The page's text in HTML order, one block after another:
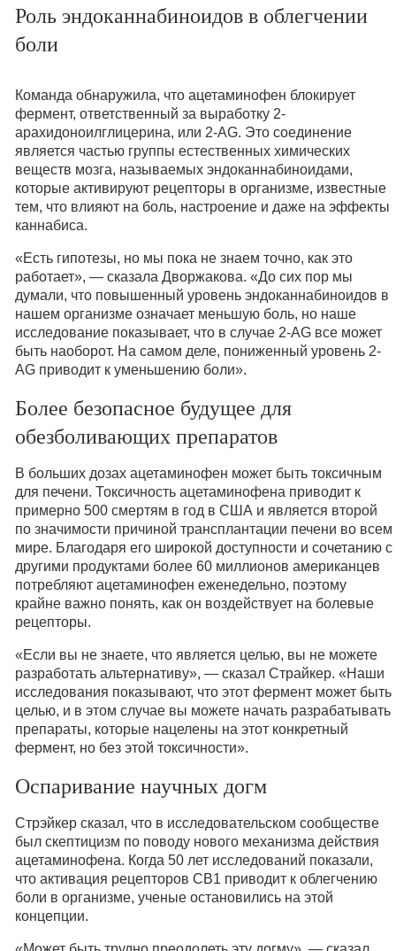
Роль эндоканнабиноидов в облегчении
боли
Команда обнаружила, что ацетаминофен блокирует
фермент, ответственный за выработку 2-
арахидоноилглицерина, или 2-AG. Это соединение
является частью группы естественных химических
веществ мозга, называемых эндоканнабиноидами,
которые активируют рецепторы в организме, известные
тем, что влияют на боль, настроение и даже на эффекты
каннабиса.
«Есть гипотезы, но мы пока не знаем точно, как это
работает», — сказала Дворжакова. «До сих пор мы
думали, что повышенный уровень эндоканнабиноидов в
нашем организме означает меньшую боль, но наше
исследование показывает, что в случае 2-AG все может
быть наоборот. На самом деле, пониженный уровень 2-
AG приводит к уменьшению боли».
Более безопасное будущее для
обезболивающих препаратов
В больших дозах ацетаминофен может быть токсичным
для печени. Токсичность ацетаминофена приводит к
примерно 500 смертям в год в США и является второй
по значимости причиной трансплантации печени во всем
мире. Благодаря его широкой доступности и сочетанию с
другими продуктами более 60 миллионов американцев
потребляют ацетаминофен еженедельно, поэтому
крайне важно понять, как он воздействует на болевые
рецепторы.
«Если вы не знаете, что является целью, вы не можете
разработать альтернативу», — сказал Страйкер. «Наши
исследования показывают, что этот фермент может быть
целью, и в этом случае вы можете начать разрабатывать
препараты, которые нацелены на этот конкретный
фермент, но без этой токсичности».
Оспаривание научных догм
Стрэйкер сказал, что в исследовательском сообществе
был скептицизм по поводу нового механизма действия
ацетаминофена. Когда 50 лет исследований показали,
что активация рецепторов CB1 приводит к облегчению
боли в организме, ученые остановились на этой
концепции.